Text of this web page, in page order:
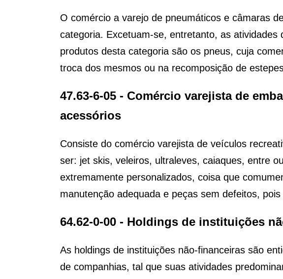
O comércio a varejo de pneumáticos e câmaras
categoria. Excetuam-se, entretanto, as
produtos desta categoria são os pneus, cuja
troca dos mesmos ou na recomposição de
47.63-6-05 - Comércio varejista de
acessórios
Consiste do comércio varejista de veículos
ser: jet skis, veleiros, ultraleves, caiaques, entre
extremamente personalizados, coisa que
manutenção adequada e peças sem defeitos,
64.62-0-00 - Holdings de instituições
As holdings de instituições não-financeiras são
de companhias, tal que suas atividades